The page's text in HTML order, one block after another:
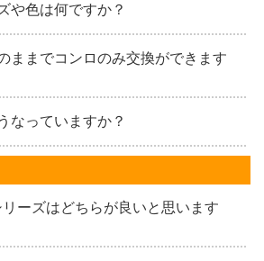
や色は何ですか？
ままでコンロのみ交換ができます
なっていますか？
ーズはどちらが良いと思います